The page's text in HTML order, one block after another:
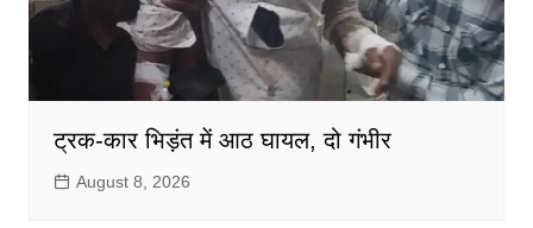
ट्रक-कार भिड़ंत में आठ घायल, दो गंभीर
August 8, 2026